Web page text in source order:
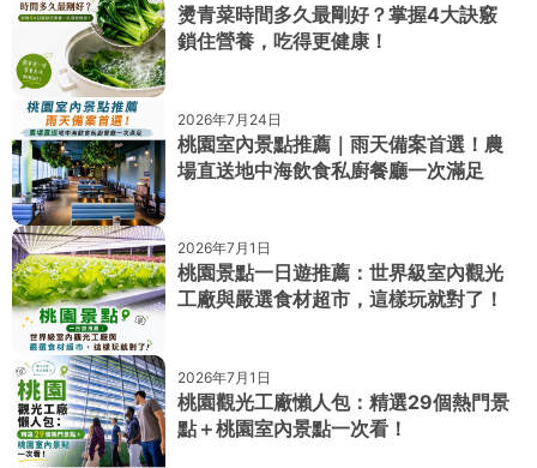
燙青菜時間多久最剛好？掌握4大訣竅
鎖住營養，吃得更健康！
2026年7月24日
桃園室內景點推薦｜雨天備案首選！農
場直送地中海飲食私廚餐廳一次滿足
2026年7月1日
桃園景點一日遊推薦：世界級室內觀光
工廠與嚴選食材超市，這樣玩就對了！
2026年7月1日
桃園觀光工廠懶人包：精選29個熱門景
點＋桃園室內景點一次看！